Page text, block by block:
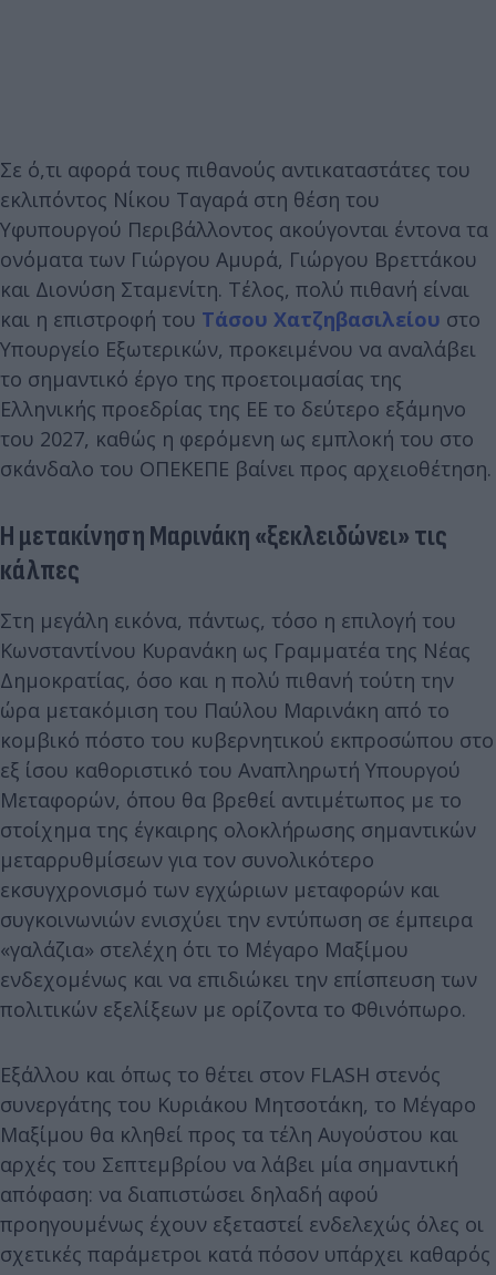
Σε ό,τι αφορά τους πιθανούς αντικαταστάτες του
εκλιπόντος Νίκου Ταγαρά στη θέση του
Υφυπουργού Περιβάλλοντος ακούγονται έντονα τα
ονόματα των Γιώργου Αμυρά, Γιώργου Βρεττάκου
και Διονύση Σταμενίτη. Τέλος, πολύ πιθανή είναι
και η επιστροφή του Τάσου Χατζηβασιλείου στο
Υπουργείο Εξωτερικών, προκειμένου να αναλάβει
το σημαντικό έργο της προετοιμασίας της
Ελληνικής προεδρίας της ΕΕ το δεύτερο εξάμηνο
του 2027, καθώς η φερόμενη ως εμπλοκή του στο
σκάνδαλο του ΟΠΕΚΕΠΕ βαίνει προς αρχειοθέτηση.
Η μετακίνηση Μαρινάκη «ξεκλειδώνει» τις
κάλπες
Στη μεγάλη εικόνα, πάντως, τόσο η επιλογή του
Κωνσταντίνου Κυρανάκη ως Γραμματέα της Νέας
Δημοκρατίας, όσο και η πολύ πιθανή τούτη την
ώρα μετακόμιση του Παύλου Μαρινάκη από το
κομβικό πόστο του κυβερνητικού εκπροσώπου στο
εξ ίσου καθοριστικό του Αναπληρωτή Υπουργού
Μεταφορών, όπου θα βρεθεί αντιμέτωπος με το
στοίχημα της έγκαιρης ολοκλήρωσης σημαντικών
μεταρρυθμίσεων για τον συνολικότερο
εκσυγχρονισμό των εγχώριων μεταφορών και
συγκοινωνιών ενισχύει την εντύπωση σε έμπειρα
«γαλάζια» στελέχη ότι το Μέγαρο Μαξίμου
ενδεχομένως και να επιδιώκει την επίσπευση των
πολιτικών εξελίξεων με ορίζοντα το Φθινόπωρο.
Εξάλλου και όπως το θέτει στον FLASH στενός
συνεργάτης του Κυριάκου Μητσοτάκη, το Μέγαρο
Μαξίμου θα κληθεί προς τα τέλη Αυγούστου και
αρχές του Σεπτεμβρίου να λάβει μία σημαντική
απόφαση: να διαπιστώσει δηλαδή αφού
προηγουμένως έχουν εξεταστεί ενδελεχώς όλες οι
σχετικές παράμετροι κατά πόσον υπάρχει καθαρός